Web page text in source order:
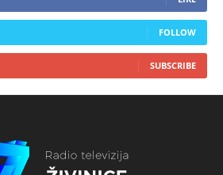
FOLLOW
SUBSCRIBE